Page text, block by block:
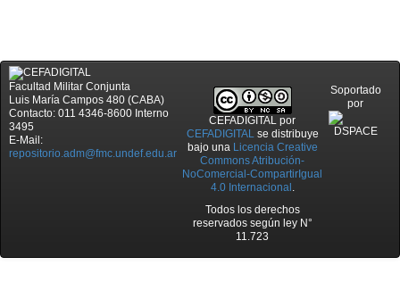
Facultad Militar Conjunta
Luis María Campos 480 (CABA)
Contacto: 011 4346-8600 Interno
3495
E-Mail:
repositorio.adm@fmc.undef.edu.ar
CEFADIGITAL por
CEFADIGITALse distribuye
bajo una Licencia Creative
Commons Atribución-
NoComercial-CompartirIgual
4.0 Internacional .
Todos los derechos
reservados según ley N°
11.723
Soportado
por